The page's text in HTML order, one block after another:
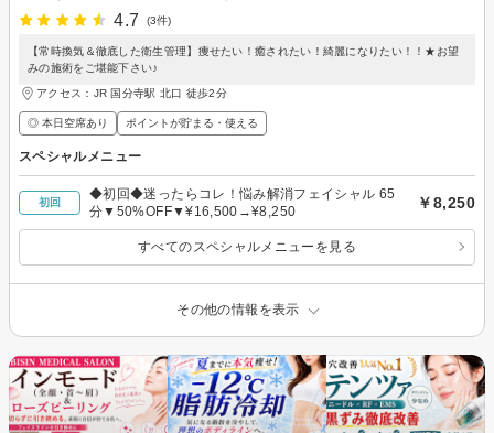
4.7
(3件)
【常時換気＆徹底した衛生管理】痩せたい！癒されたい！綺麗になりたい！！★お望
みの施術をご堪能下さい♪
アクセス：JR 国分寺駅 北口 徒歩2分
◎ 本日空席あり ポイントが貯まる・使える
スペシャルメニュー
初回
◆初回◆迷ったらコレ！悩み解消フェイシャル 65
分▼50%OFF▼¥16,500→¥8,250
￥8,250
すべてのスペシャルメニューを見る
その他の情報を表示